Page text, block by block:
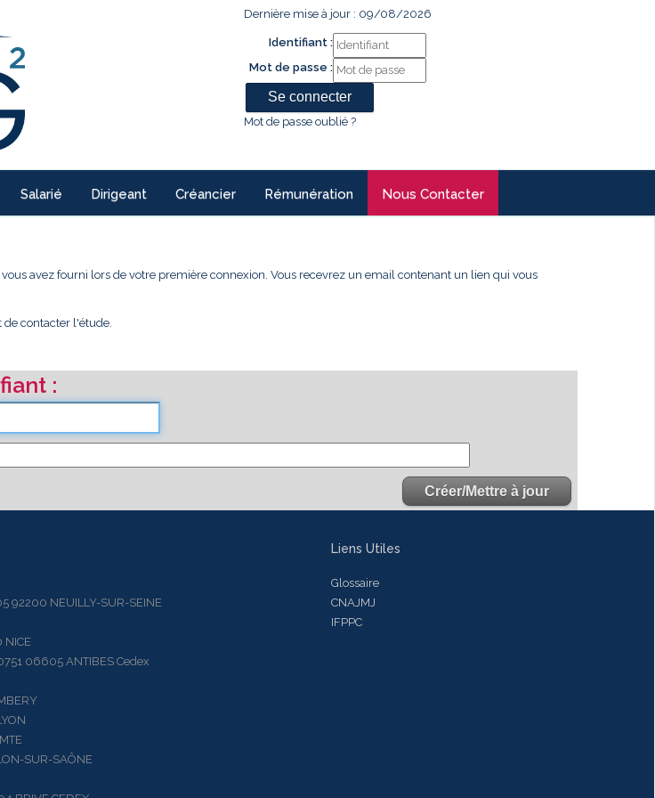
Dernière mise à jour : 09/08/2026
Identifiant :
Mot de passe :
Mot de passe oublié ?
Salarié Dirigeant Créancier Rémunération Nous Contacter
avez fourni lors de votre première connexion. Vous recevrez un email contenant un lien qui vous
de contacter l'étude.
NEUILLY-SUR-SEINE
06605 ANTIBES Cedex
SUR-SAÔNE
Liens Utiles
Glossaire
CNAJMJ
IFPPC